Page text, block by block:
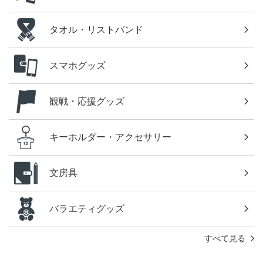
タオル・リストバンド
スマホグッズ
観戦・応援グッズ
キーホルダー・アクセサリー
文房具
バラエティグッズ
すべて見る